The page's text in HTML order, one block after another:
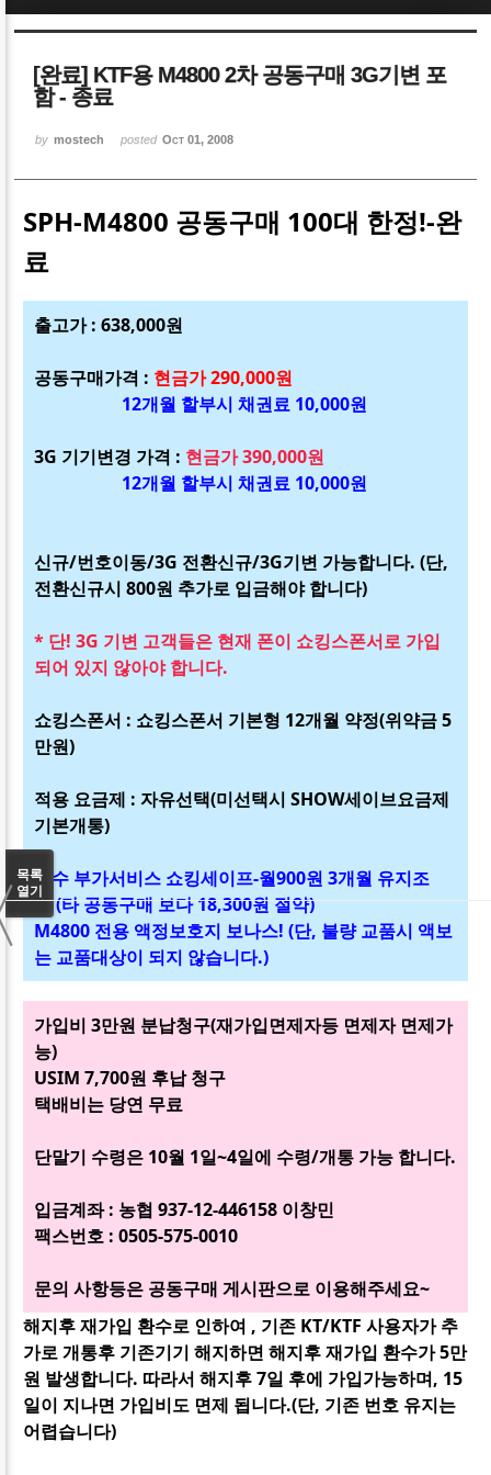
[완료] KTF용 M4800 2차 공동구매 3G기변 포
함 - 종료
by mostech posted Oct 01, 2008
SPH-M4800 공동구매 100대 한정!-완
료
출고가 : 638,000원
공동구매가격 : 현금가 290,000원
12개월 할부시 채권료 10,000원
3G 기기변경 가격 : 현금가 390,000원
12개월 할부시 채권료 10,000원
신규/번호이동/3G 전환신규/3G기변 가능합니다. (단,
전환신규시 800원 추가로 입금해야 합니다)
* 단! 3G 기변 고객들은 현재 폰이 쇼킹스폰서로 가입
되어 있지 않아야 합니다.
쇼킹스폰서 : 쇼킹스폰서 기본형 12개월 약정(위약금 5
만원)
적용 요금제 : 자유선택(미선택시 SHOW세이브요금제
기본개통)
필수 부가서비스 쇼킹세이프-월900원 3개월 유지조
건 (타 공동구매 보다 18,300원 절약)
M4800 전용 액정보호지 보나스! (단, 불량 교품시 액보
는 교품대상이 되지 않습니다.)
가입비 3만원 분납청구(재가입면제자등 면제자 면제가
능)
USIM 7,700원 후납 청구
택배비는 당연 무료
단말기 수령은 10월 1일~4일에 수령/개통 가능 합니다.
입금계좌 : 농협 937-12-446158 이창민
팩스번호 : 0505-575-0010
문의 사항등은 공동구매 게시판으로 이용해주세요~
해지후 재가입 환수로 인하여 , 기존 KT/KTF 사용자가 추
가로 개통후 기존기기 해지하면 해지후 재가입 환수가 5만
원 발생합니다. 따라서 해지후 7일 후에 가입가능하며, 15
일이 지나면 가입비도 면제 됩니다.(단, 기존 번호 유지는
어렵습니다)
목록
열기
Sketchbook5, 스케치북5
Sketchbook5, 스케치북5
Sketchbook5, 스케치북5
Sketchbook5, 스케치북5